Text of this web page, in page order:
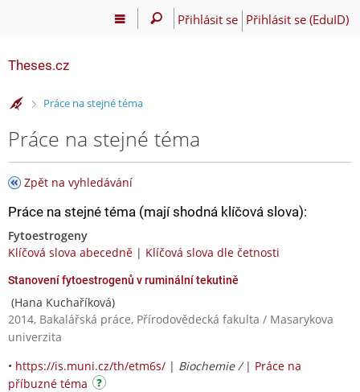
Přihlásit se Přihlásit se (EduID)
Theses.cz
>Práce na stejné téma
Práce na stejné téma
Zpět na vyhledávání
Práce na stejné téma (mají shodná klíčová slova):
Fytoestrogeny
Klíčová slova abecedně | Klíčová slova dle četnosti
Stanovení fytoestrogenů v ruminální tekutině
(Hana Kuchaříková)
2014, Bakalářská práce, Přírodovědecká fakulta / Masarykova
univerzita
• https://is.muni.cz/th/etm6s/ | Biochemie / | Práce na
příbuzné téma